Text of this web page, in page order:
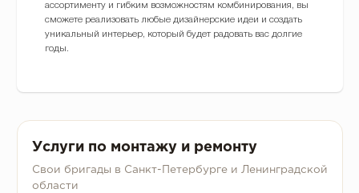
ассортименту и гибким возможностям комбинирования, вы
сможете реализовать любые дизайнерские идеи и создать
уникальный интерьер, который будет радовать вас долгие
годы.
Услуги по монтажу и ремонту
Свои бригады в Санкт-Петербурге и Ленинградской
области